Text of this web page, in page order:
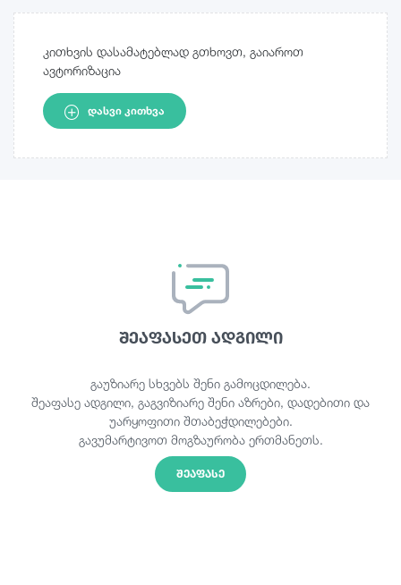
კითხვის დასამატებლად გთხოვთ, გაიაროთ
ავტორიზაცია
ᲓᲐᲡᲕᲘ ᲙᲘᲗᲮᲕᲐ
შეაფასეთ ადგილი
გაუზიარე სხვებს შენი გამოცდილება.
შეაფასე ადგილი, გაგვიზიარე შენი აზრები, დადებითი და
უარყოფითი შთაბეჭდილებები.
გავუმარტივოთ მოგზაურობა ერთმანეთს.
ᲨᲔᲐᲤᲐᲡᲔ